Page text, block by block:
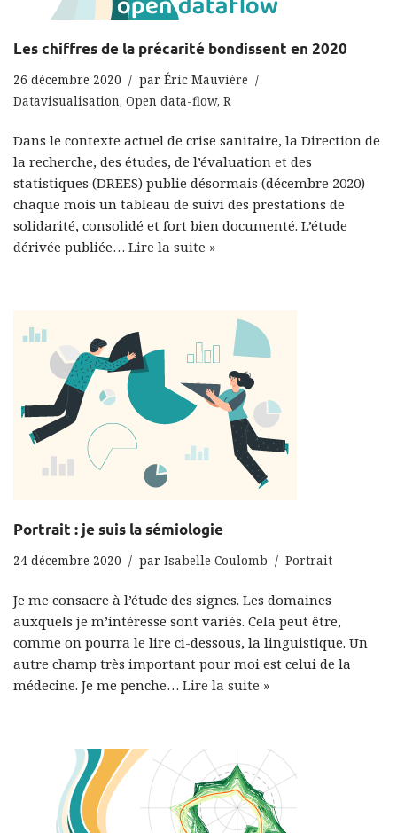
Les chiffres de la précarité bondissent en 2020
26 décembre 2020 par Éric Mauvière
Datavisualisation, Open data-flow, R
Dans le contexte actuel de crise sanitaire, la Direction de
la recherche, des études, de l’évaluation et des
statistiques (DREES) publie désormais (décembre 2020)
chaque mois un tableau de suivi des prestations de
solidarité, consolidé et fort bien documenté. L’étude
dérivée publiée… Lire la suite »
Portrait : je suis la sémiologie
24 décembre 2020 par Isabelle Coulomb Portrait
Je me consacre à l’étude des signes. Les domaines
auxquels je m’intéresse sont variés. Cela peut être,
comme on pourra le lire ci-dessous, la linguistique. Un
autre champ très important pour moi est celui de la
médecine. Je me penche… Lire la suite »